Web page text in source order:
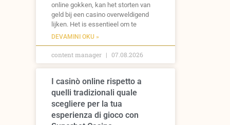
online gokken, kan het storten van
geld bij een casino overweldigend
lijken. Het is essentieel om te
DEVAMINI OKU »
content manager 07.08.2026
I casinò online rispetto a
quelli tradizionali quale
scegliere per la tua
esperienza di gioco con